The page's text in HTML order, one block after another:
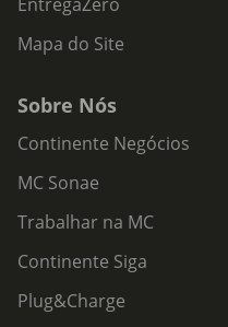
Mapa do Site
Sobre Nós
Continente Negócios
MC Sonae
Trabalhar na MC
Continente Siga
Plug&Charge